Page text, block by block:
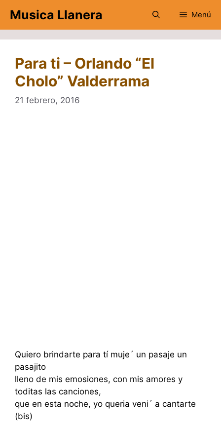
contenido
Musica Llanera Menú
Para ti – Orlando “El
Cholo” Valderrama
21 febrero, 2016
Quiero brindarte para tí muje´ un pasaje un
pasajito
lleno de mis emosiones, con mis amores y
toditas las canciones,
que en esta noche, yo queria veni´ a cantarte
(bis)